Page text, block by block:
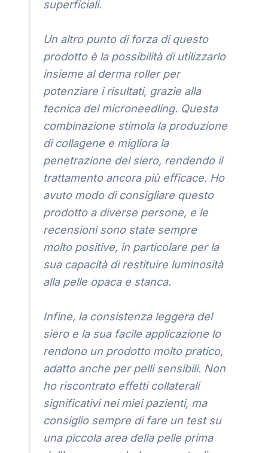
superficiali.
Un altro punto di forza di questo
prodotto è la possibilità di utilizzarlo
insieme al derma roller per
potenziare i risultati, grazie alla
tecnica del microneedling. Questa
combinazione stimola la produzione
di collagene e migliora la
penetrazione del siero, rendendo il
trattamento ancora più efficace. Ho
avuto modo di consigliare questo
prodotto a diverse persone, e le
recensioni sono state sempre
molto positive, in particolare per la
sua capacità di restituire luminosità
alla pelle opaca e stanca.
Infine, la consistenza leggera del
siero e la sua facile applicazione lo
rendono un prodotto molto pratico,
adatto anche per pelli sensibili. Non
ho riscontrato effetti collaterali
significativi nei miei pazienti, ma
consiglio sempre di fare un test su
una piccola area della pelle prima